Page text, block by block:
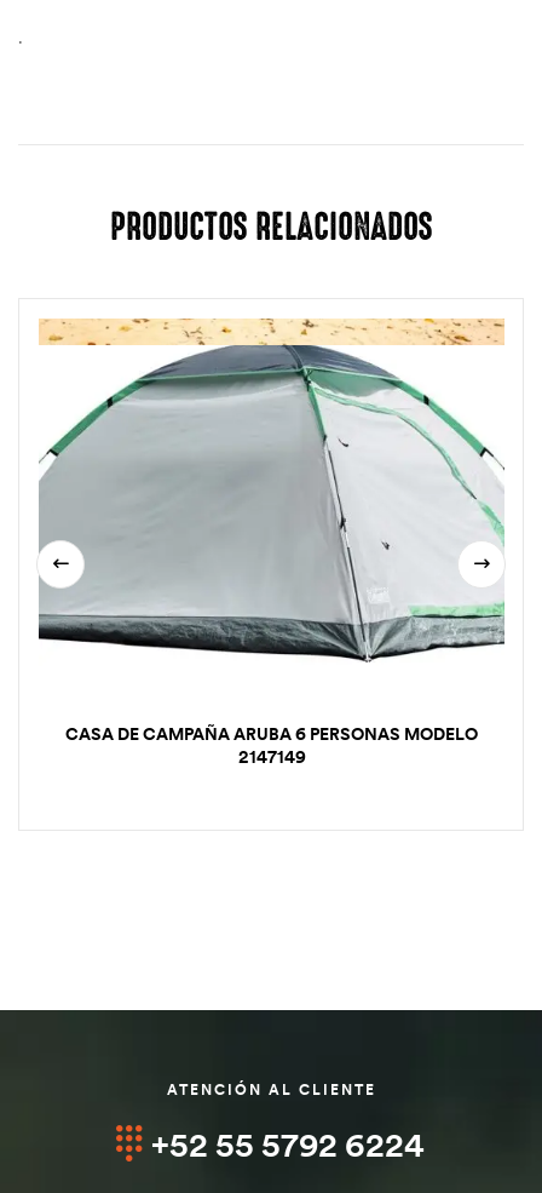
.
PRODUCTOS RELACIONADOS
CASA DE CAMPAÑA ARUBA 6 PERSONAS MODELO
2147149
ATENCIÓN AL CLIENTE
+52 55 5792 6224